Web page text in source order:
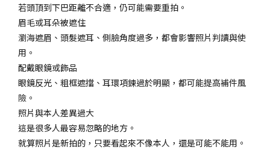
若頭頂到下巴距離不合適，仍可能需要重拍。
眉毛或耳朵被遮住
瀏海遮眉、頭髮遮耳、側臉角度過多，都會影響照片判讀與使
用。
配戴眼鏡或飾品
眼鏡反光、粗框遮擋、耳環項鍊過於明顯，都可能提高補件風
險。
照片與本人差異過大
這是很多人最容易忽略的地方。
就算照片是新拍的，只要看起來不像本人，還是可能不能用。